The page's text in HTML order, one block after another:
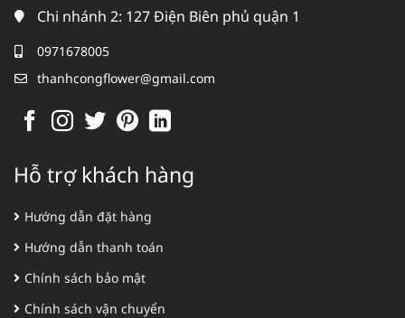
Chi nhánh 2: 127 Điện Biên phủ quận 1
0971678005
thanhcongflower@gmail.com
Hỗ trợ khách hàng
Hướng dẫn đặt hàng
Hướng dẫn thanh toán
Chính sách bảo mật
Chính sách vận chuyển